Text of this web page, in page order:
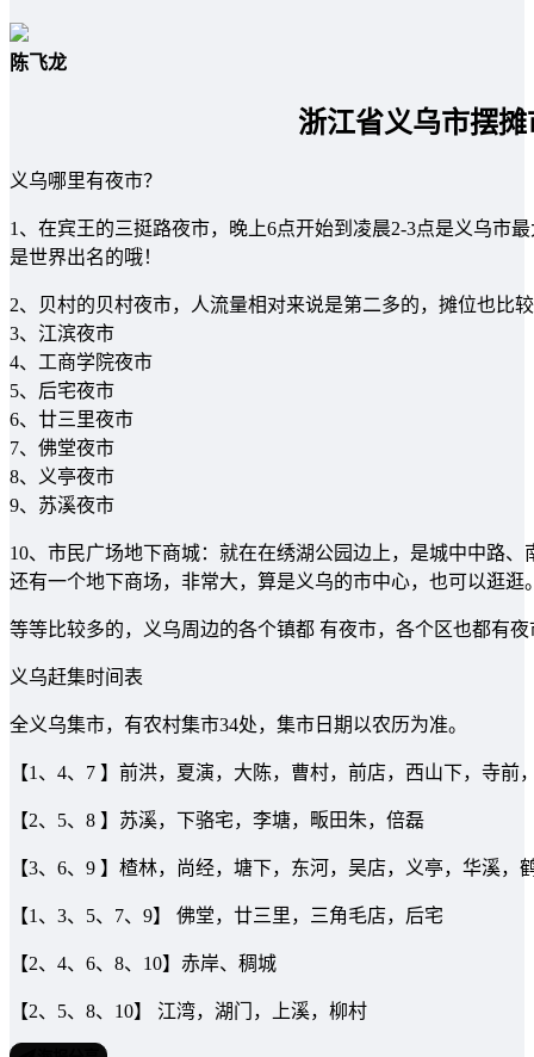
陈飞龙
浙江省义乌市摆
义乌哪里有夜市？
1、在宾王的三挺路夜市，晚上6点开始到凌晨2-3点是义乌市
是世界出名的哦！
2、贝村的贝村夜市，人流量相对来说是第二多的，摊位也比
3、江滨夜市
4、工商学院夜市
5、后宅夜市
6、廿三里夜市
7、佛堂夜市
8、义亭夜市
9、苏溪夜市
10、市民广场地下商城：就在在绣湖公园边上，是城中中路
还有一个地下商场，非常大，算是义乌的市中心，也可以逛逛
等等比较多的，义乌周边的各个镇都 有夜市，各个区也都有夜
义乌赶集时间表
全义乌集市，有农村集市34处，集市日期以农历为准。
【1、4、7 】前洪，夏演，大陈，曹村，前店，西山下，寺前
【2、5、8 】苏溪，下骆宅，李塘，畈田朱，倍磊
【3、6、9 】楂林，尚经，塘下，东河，吴店，义亭，华溪，
【1、3、5、7、9】 佛堂，廿三里，三角毛店，后宅
【2、4、6、8、10】赤岸、稠城
【2、5、8、10】 江湾，湖门，上溪，柳村